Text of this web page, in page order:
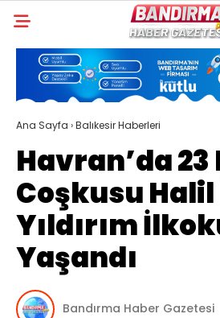
Ana Sayfa ›Balıkesir Haberleri
Havran’da 23
Coşkusu
Yıldırım
Yaşandı
Bandırma Haber Gazetesi